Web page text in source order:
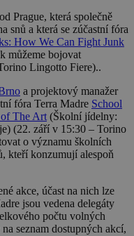
Prague, která společně
snů a která se zúčastní fóra
How We Can Fight Junk
můžeme bojovat
Lingotto Fiere)..
a projektový manažer
fóra Terra Madre School
of The Art (Školní jídelny:
(22. září v 15:30 – Torino
o významu školních
kteří konzumují alespoň
akce, účast na nich lze
jsou vedena delegáty
počtu volných
na seznam dostupných akcí,